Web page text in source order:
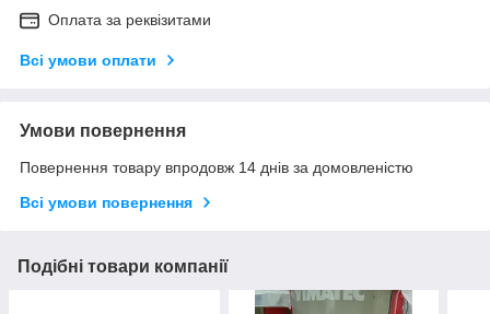
Оплата за реквізитами
Всі умови оплати
Умови повернення
Повернення товару впродовж 14 днів за домовленістю
Всі умови повернення
Подібні товари компанії